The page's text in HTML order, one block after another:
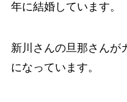
年に結婚しています。
新川さんの旦那さんが
になっています。